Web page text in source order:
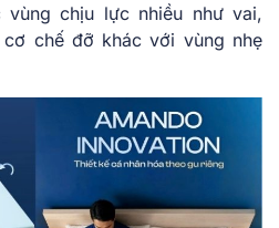
chịu lực nhiều như vai,
chế đỡ khác với vùng nhẹ